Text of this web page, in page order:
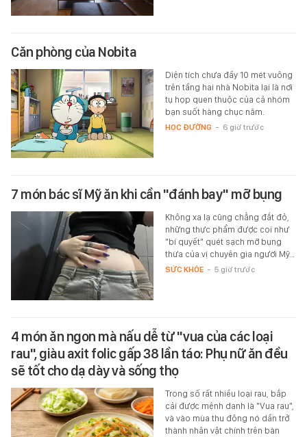
Căn phòng của Nobita
Diện tích chưa đầy 10 mét vuông
trên tầng hai nhà Nobita lại là nơi
tụ họp quen thuộc của cả nhóm
bạn suốt hàng chục năm.
HỌC ĐƯỜNG - 6 giờ trước
7 món bác sĩ Mỹ ăn khi cần "đánh bay" mỡ bụng
Không xa lạ cũng chẳng đắt đỏ,
những thực phẩm được coi như
"bí quyết" quét sạch mỡ bụng
thừa của vị chuyên gia người Mỹ…
SỨC KHỎE - 5 giờ trước
4 món ăn ngon mà nấu dễ từ "vua của các loại
rau", giàu axit folic gấp 38 lần táo: Phụ nữ ăn đều
sẽ tốt cho dạ dày và sống thọ
Trong số rất nhiều loại rau, bắp
cải được mệnh danh là "Vua rau",
và vào mùa thu đông nó dần trở
thành nhân vật chính trên bàn